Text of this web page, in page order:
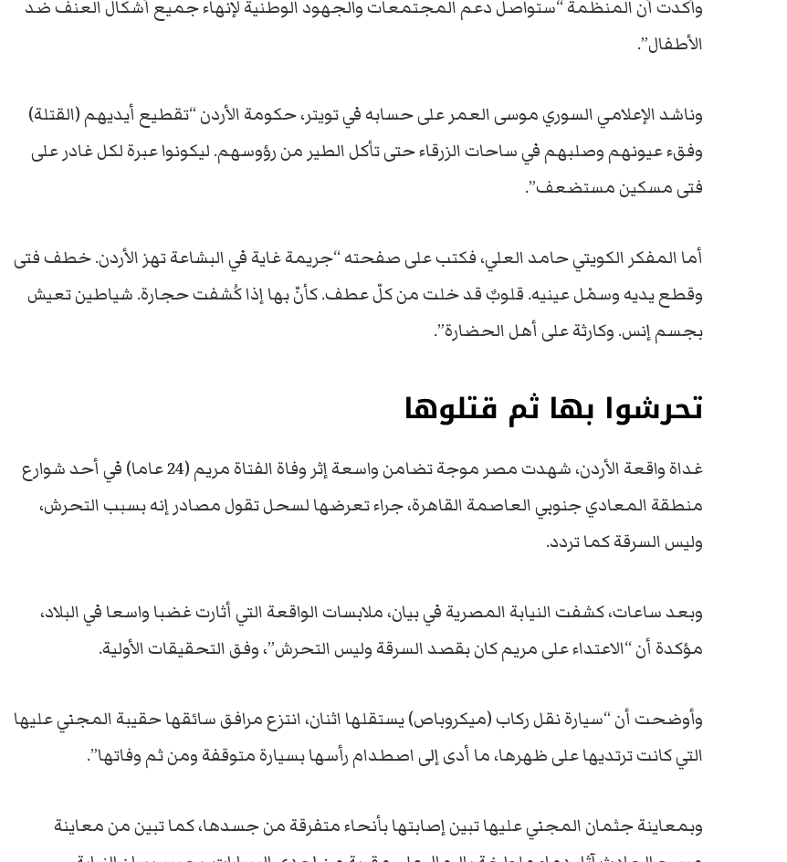
وأكدت أن المنظمة “ستواصل دعم المجتمعات والجهود الوطنية لإنهاء جميع أشكال العنف ضد
الأطفال”.
وناشد الإعلامي السوري موسى العمر على حسابه في تويتر، حكومة الأردن “تقطيع أيديهم (القتلة)
وفقء عيونهم وصلبهم في ساحات الزرقاء حتى تأكل الطير من رؤوسهم. ليكونوا عبرة لكل غادر على
فتى مسكين مستضعف”.
أما المفكر الكويتي حامد العلي، فكتب على صفحته “جريمة غاية في البشاعة تهز الأردن. خطف فتى
وقطع يديه وسمْل عينيه. قلوبٌ قد خلت من كلّ عطف. كأنّ بها إذا كُشفت حجارة. شياطين تعيش
بجسم إنس. وكارثة على أهل الحضارة”.
تحرشوا بها ثم قتلوها
غداة واقعة الأردن، شهدت مصر موجة تضامن واسعة إثر وفاة الفتاة مريم (24 عاما) في أحد شوارع
منطقة المعادي جنوبي العاصمة القاهرة، جراء تعرضها لسحل تقول مصادر إنه بسبب التحرش،
وليس السرقة كما تردد.
وبعد ساعات، كشفت النيابة المصرية في بيان، ملابسات الواقعة التي أثارت غضبا واسعا في البلاد،
مؤكدة أن “الاعتداء على مريم كان بقصد السرقة وليس التحرش”، وفق التحقيقات الأولية.
وأوضحت أن “سيارة نقل ركاب (ميكروباص) يستقلها اثنان، انتزع مرافق سائقها حقيبة المجني عليها
التي كانت ترتديها على ظهرها، ما أدى إلى اصطدام رأسها بسيارة متوقفة ومن ثم وفاتها”.
وبمعاينة جثمان المجني عليها تبين إصابتها بأنحاء متفرقة من جسدها، كما تبين من معاينة